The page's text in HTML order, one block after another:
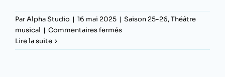
ParAlpha Studio | 16 mai 2025 | Saison 25-26,Théâtre
musical | Commentaires ferméssur
sportivo
Lire la suite